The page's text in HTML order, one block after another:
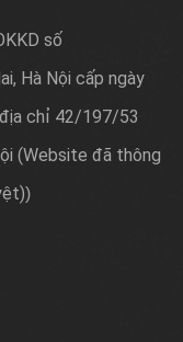
số
Hà Nội cấp ngày
chỉ 42/197/53
(Website đã thông
)